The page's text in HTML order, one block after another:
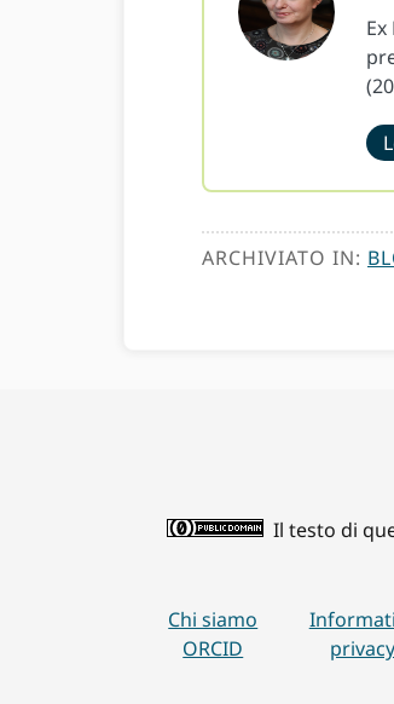
ARCHIVIATO IN:
Il testo di
Chi siamo
ORCID
privacy